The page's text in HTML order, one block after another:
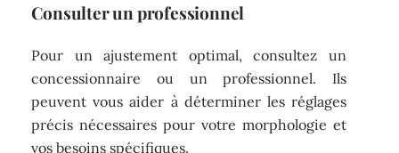
Consulter un professionnel
Pour un ajustement optimal, consultez un
concessionnaire ou un professionnel. Ils
peuvent vous aider à déterminer les réglages
précis nécessaires pour votre morphologie et
vos besoins spécifiques.